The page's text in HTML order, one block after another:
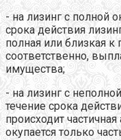
- на лизинг с полной
срока действия
полная или близкая
соответственно,
имущества;
- на лизинг с
течение срока
происходит
окупается только